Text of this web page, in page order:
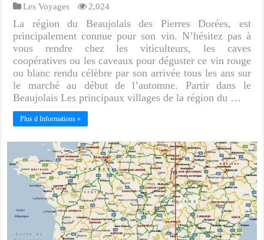
Les Voyages 2,024
La région du Beaujolais des Pierres Dorées, est
principalement connue pour son vin. N’hésitez pas à
vous rendre chez les viticulteurs, les caves
coopératives ou les caveaux pour déguster ce vin rouge
ou blanc rendu célèbre par son arrivée tous les ans sur
le marché au début de l’automne. Partir dans le
Beaujolais Les principaux villages de la région du …
Plus d Informations »